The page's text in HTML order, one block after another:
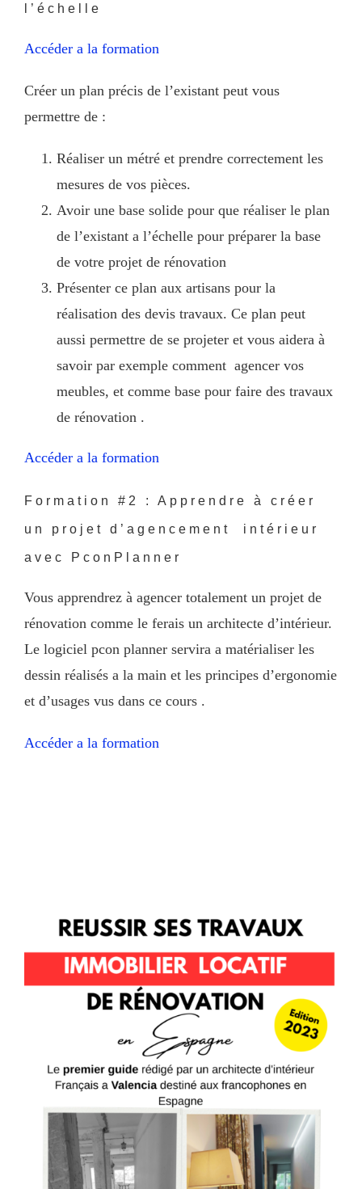
l’échelle
Accéder a la formation
Créer un plan précis de l’existant peut vous
permettre de :
Réaliser un métré et prendre correctement les
mesures de vos pièces.
Avoir une base solide pour que réaliser le plan
de l’existant a l’échelle pour préparer la base
de votre projet de rénovation
Présenter ce plan aux artisans pour la
réalisation des devis travaux. Ce plan peut
aussi permettre de se projeter et vous aidera à
savoir par exemple comment agencer vos
meubles, et comme base pour faire des travaux
de rénovation .
Accéder a la formation
Formation #2 : Apprendre à créer
un projet d’agencement intérieur
avec PconPlanner
Vous apprendrez à agencer totalement un projet de
rénovation comme le ferais un architecte d’intérieur.
Le logiciel pcon planner servira a matérialiser les
dessin réalisés a la main et les principes d’ergonomie
et d’usages vus dans ce cours .
Accéder a la formation